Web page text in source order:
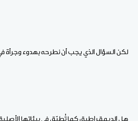
لكن السؤال الذي يجب أن نطرحه بهدوء وجرأة
هل الديمقراطية، كما تُطبّق في بيئاتها